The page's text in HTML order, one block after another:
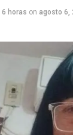
6 horas on agosto 6,